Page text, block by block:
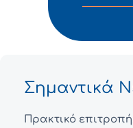
Σημαντικά
Πρακτικό